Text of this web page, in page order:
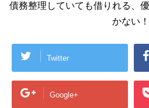
債務整理していても借りれる、
かない！
Twitter
Google+